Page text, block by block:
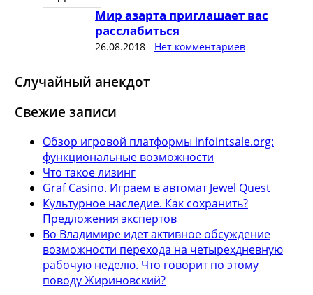
Мир азарта приглашает вас
расслабиться
26.08.2018- Нет комментариев
Случайный анекдот
Свежие записи
Обзор игровой платформы infointsale.org:
функциональные возможности
Что такое лизинг
Graf Casino. Играем в автомат Jewel Quest
Культурное наследие. Как сохранить?
Предложения экспертов
Во Владимире идет активное обсуждение
возможности перехода на четырехдневную
рабочую неделю. Что говорит по этому
поводу Жириновский?